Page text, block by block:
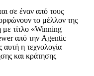
σε έναν από τους
το μέλλον της
με τίτλο «Winning
από την Agentic
η τεχνολογία
και κράτησης